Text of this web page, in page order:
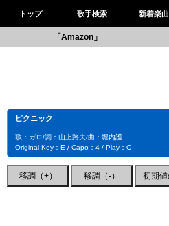
トップ 歌手検索 新着楽曲
「Amazon」
ピクニック
歌：ガロ/詞：山上路夫/曲：堀内護
Original Key：E / Capo：4 / Play：C